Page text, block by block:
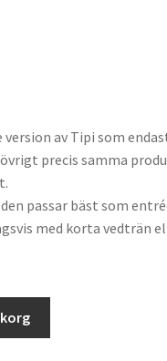
av Tipi som
precis samma
passar bäst som
med korta vedträn